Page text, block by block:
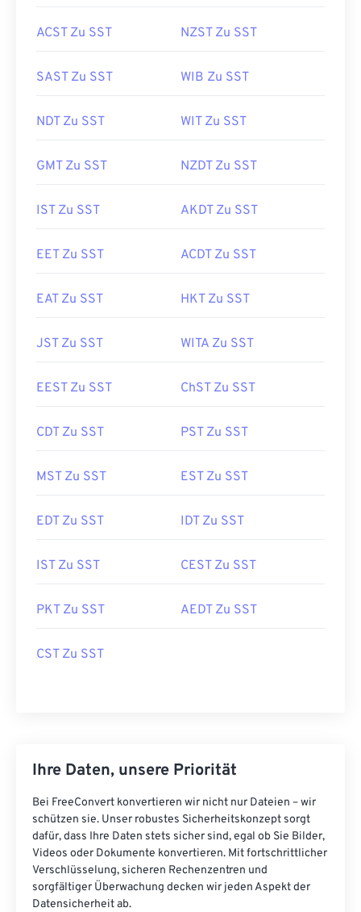
ACST Zu SST NZST Zu SST
SAST Zu SST WIB Zu SST
NDT Zu SST WIT Zu SST
GMT Zu SST NZDT Zu SST
IST Zu SST AKDT Zu SST
EET Zu SST ACDT Zu SST
EAT Zu SST HKT Zu SST
JST Zu SST WITA Zu SST
EEST Zu SST ChST Zu SST
CDT Zu SST PST Zu SST
MST Zu SST EST Zu SST
EDT Zu SST IDT Zu SST
IST Zu SST CEST Zu SST
PKT Zu SST AEDT Zu SST
CST Zu SST
Ihre Daten, unsere Priorität
Bei FreeConvert konvertieren wir nicht nur Dateien – wir
schützen sie. Unser robustes Sicherheitskonzept sorgt
dafür, dass Ihre Daten stets sicher sind, egal ob Sie Bilder,
Videos oder Dokumente konvertieren. Mit fortschrittlicher
Verschlüsselung, sicheren Rechenzentren und
sorgfältiger Überwachung decken wir jeden Aspekt der
Datensicherheit ab.